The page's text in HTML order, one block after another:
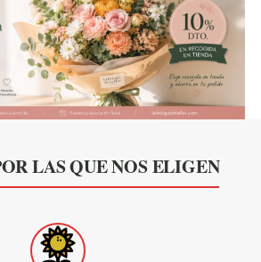
LAS QUE NOS ELIGEN